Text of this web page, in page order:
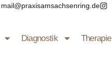
mail@praxisamsachsenring.de
Diagnostik Therapie